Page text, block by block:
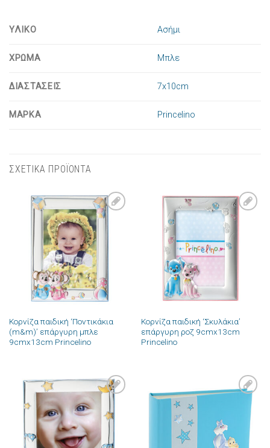
ΥΛΙΚΟ Ασήμι
ΧΡΩΜΑ Μπλε
ΔΙΑΣΤΑΣΕΙΣ 7x10cm
ΜΑΡΚΑ Princelino
ΣΧΕΤΙΚΑ ΠΡΟΪΟΝΤΑ
Πρόσθήκη
στην λίστα
επιθυμιών
Κορνίζα παιδική ‘Ποντικάκια
(m&m)’ επάργυρη μπλε
9cmx13cm Princelino
Πρόσθήκη
στην λίστα
επιθυμιών
Κορνίζα παιδική ‘Σκυλάκια’
επάργυρη ροζ 9cmx13cm
Princelino
Πρόσθήκη
στην λίστα
επιθυμιών
Πρόσθήκη
στην λίστα
επιθυμιών